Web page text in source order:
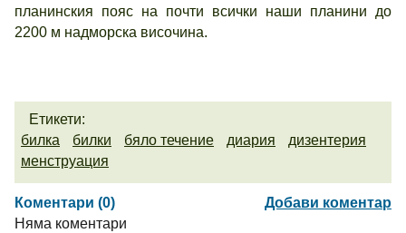
планинския пояс на почти всички наши планини до
2200 м надморска височина.
Етикети:
билка
билки бяло течение диария
дизентерия
менструация
Коментари (0)
Добави коментар
Няма коментари